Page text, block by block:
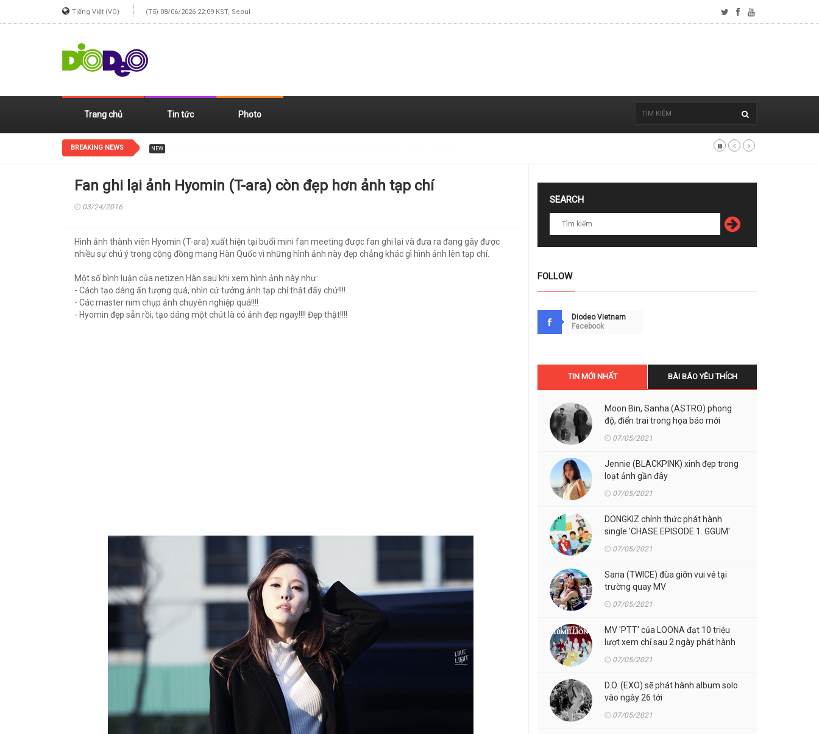
Tiếng Việt (VO) (T5) 08/06/2026 22:09 KST, Seoul
Trang chủ Tin tức Photo
BREAKING NEWS NEW
Fan ghi lại ảnh Hyomin (T-ara) còn đẹp hơn ảnh tạp chí
03/24/2016
Hình ảnh thành viên Hyomin (T-ara) xuất hiện tại buổi mini fan meeting được fan ghi lại và đưa ra đang gây được
nhiều sự chú ý trong cộng đồng mạng Hàn Quốc vì những hình ảnh này đẹp chẳng khác gì hình ảnh lên tạp chí.
Một số bình luận của netizen Hàn sau khi xem hình ảnh này như:
- Cách tạo dáng ấn tượng quá, nhìn cứ tưởng ảnh tạp chí thật đấy chứ!!!!
- Các master nim chụp ảnh chuyên nghiệp quá!!!!
- Hyomin đẹp sẵn rồi, tạo dáng một chút là có ảnh đẹp ngay!!!! Đẹp thật!!!!
SEARCH
FOLLOW
Diodeo Vietnam
Facebook
TIN MỚI NHẤT BÀI BÁO YÊU THÍCH
Moon Bin, Sanha (ASTRO) phong
độ, điển trai trong họa báo mới
07/05/2021
Jennie (BLACKPINK) xinh đẹp trong
loạt ảnh gần đây
07/05/2021
DONGKIZ chính thức phát hành
single 'CHASE EPISODE 1. GGUM'
07/05/2021
Sana (TWICE) đùa giỡn vui vẻ tại
trường quay MV
07/05/2021
MV 'PTT' của LOONA đạt 10 triệu
lượt xem chỉ sau 2 ngày phát hành
07/05/2021
D.O. (EXO) sẽ phát hành album solo
vào ngày 26 tới
07/05/2021